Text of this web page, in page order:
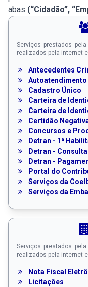
abas (“Cidadão”,
Serviços prestados
realizados pela internet
Antecedentes
Autoatendimento
Cadastro Único
Carteira de
Carteira de
Certidão
Concursos e
Detran - 1ª
Detran -
Detran -
Portal do
Serviços da
Serviços da
Serviços prestados
realizados pela internet
Nota Fiscal
Licitações